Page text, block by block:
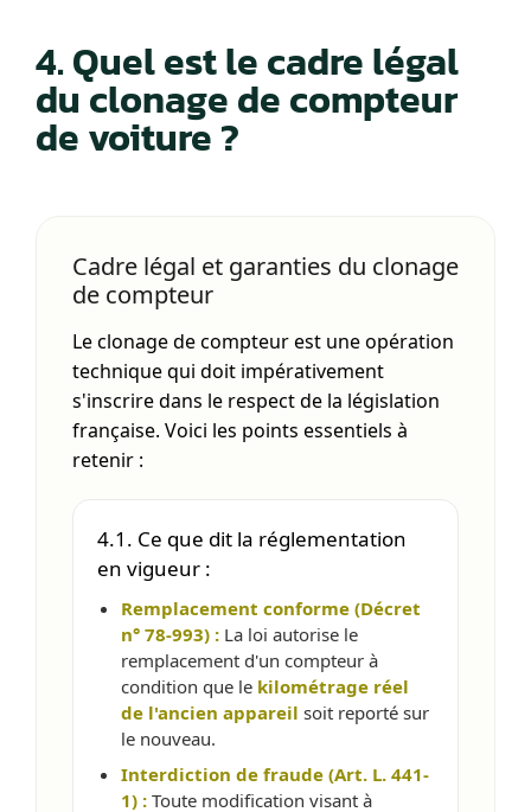
4. Quel est le cadre légal
du clonage de compteur
de voiture ?
Cadre légal et garanties du clonage
de compteur
Le clonage de compteur est une opération
technique qui doit impérativement
s'inscrire dans le respect de la législation
française. Voici les points essentiels à
retenir :
4.1. Ce que dit la réglementation
en vigueur :
Remplacement conforme (Décret
n° 78-993) : La loi autorise le
remplacement d'un compteur à
condition que le kilométrage réel
de l'ancien appareil soit reporté sur
le nouveau.
Interdiction de fraude (Art. L. 441-
1) : Toute modification visant à